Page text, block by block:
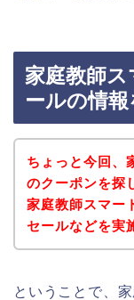
家庭教師
ールの情
ちょっと今回、
のクーポンを探
家庭教師スマー
セールなどを実
ということで、